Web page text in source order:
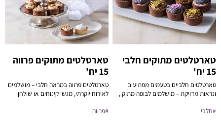
טארטלטים מתוקים חלבי
15 יח'
טארטלטים חלביים בטעמים מפתיעים
ונראות מדויקת – מושלמים לבופה מתוק ,
#חלבי
טארטלטים מתוקים פרווה
15 יח'
טארטלטים פרווה במראה חלבי – מושלמים
לאירוח יוקרתי, מגשי קינוחים או שולחן
#פרווה